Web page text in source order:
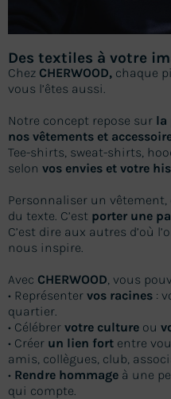
Des textiles à votre
Chez CHERWOOD, chaque
vous l’êtes aussi.
Notre concept repose sur la
nos vêtements et
Tee-shirts, sweat-shirts,
selon vos envies et votre
Personnaliser un
du texte. C’est porter une
C’est dire aux autres d’où
nous inspire.
Avec CHERWOOD , vous
• Représenter vos racines :
quartier.
• Célébrer votre culture ou
• Créer un lien fort entre
amis, collègues, club,
• Rendre hommage à une
qui compte.
etultra-
Les commandes de produits en
passées entre le 1er et le 18 août